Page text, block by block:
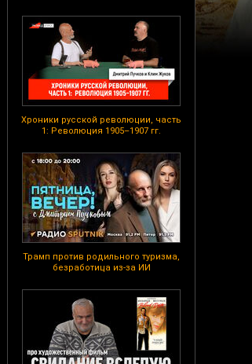
Хроники русской революции, часть
1: Революция 1905–1907 гг.
Трамп против родильного туризма,
безработица из-за ИИ